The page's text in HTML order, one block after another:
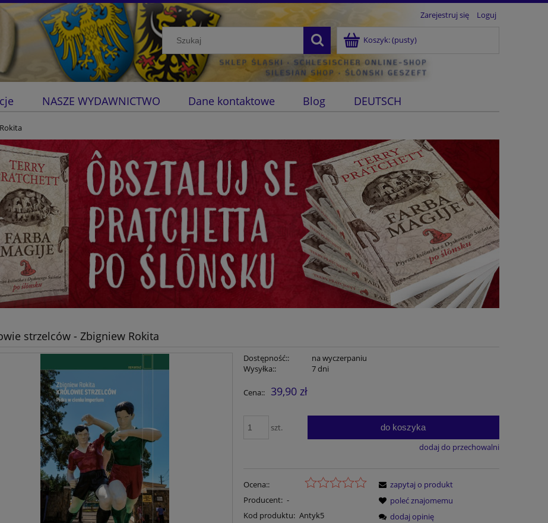
Zarejestruj się Loguj
Koszyk:(pusty)
NASZE WYDAWNICTWO Dane kontaktowe Blog DEUTSCH
strzelców - Zbigniew Rokita
Dostępność::
na wyczerpaniu
Wysyłka::
7 dni
Cena:: 39,90 zł
szt. do koszyka
dodaj do przechowalni
Ocena::
Producent: -
Kod produktu: Antyk5
zapytaj o produkt
poleć znajomemu
dodaj opinię